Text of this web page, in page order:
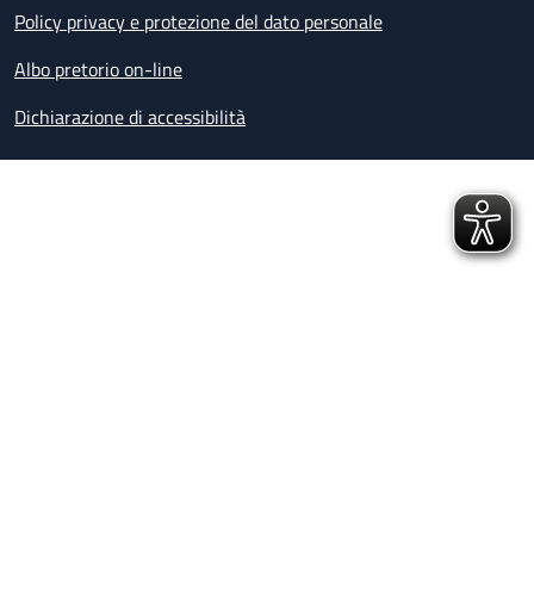
Policy privacy e protezione del dato personale
Albo pretorio on-line
Dichiarazione di accessibilità